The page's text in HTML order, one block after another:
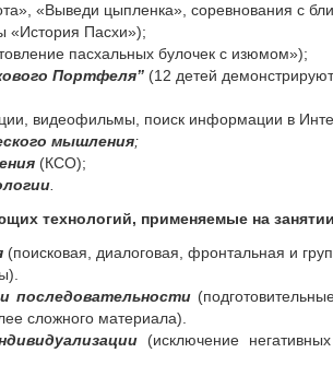
«Выведи цыпленка», соревнования с
«История Пасхи»);
пасхальных булочек с изюмом»);
Портфеля”(12 детей
видеофильмы, поиск информации в
мышления;
(КСО);
.
технологий, применяемые на
(поисковая, диалоговая, фронтальная и
последовательности
сложного материала).
(исключение